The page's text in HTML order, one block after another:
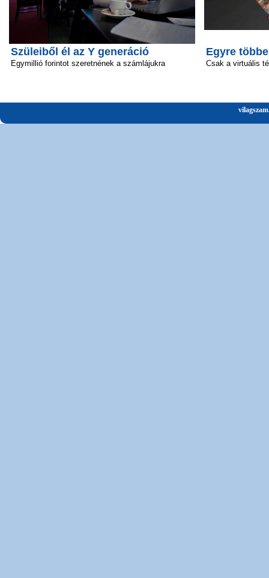
Szüleiből él az Y generáció
Egymillió forintot szeretnének a számlájukra
Egyre
Csak a virtuális